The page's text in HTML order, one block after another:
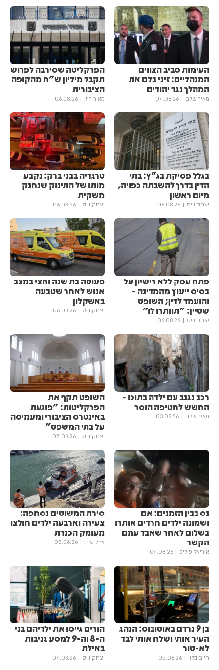
העימות סביב הצווים
המנהליים: זיני בלם את
המהלך נגד יהודים
מאיר שלם 04.08.26
הפרקליטה שסירבה לפרוש
תקבל מיליון ש"ח מהקופה
הציבורית
מאיר רוזן 06.08.26
בגלל פסיקת בג"ץ: בתי
הדין בדרך להשבתה כפויה,
מיום ראשון
יצחק וייס 06.08.26
טרגדיה בבני ברק: נקבע
מותו של התינוק שנחנק
משקית
יצחק וייס 06.08.26
פתח עסק ללא רישיון על
בסיס ייעוץ מהמדינה -
והועמד לדין; השופט
שטיין: "תוותרו לו"
יצחק וייס 06.08.26
פעוטה בת שנה וחצי במצב
אנוש לאחר שטבעה
באשקלון
יצחק וייס 06.08.26
רכב נגנב עם ילדה בתוכו -
החשש לחטיפה הוסר
מאיר שלם 03.08.26
השופט תקף את
הפרקליטות: "פוגעת
באינטרס הציבורי ומעמיסה
על בתי המשפט"
יצחק וייס 05.08.26
נס בבין הזמנים: אם
ושמונה ילדים חרדים אותרו
בשלום לאחר שאבד עמם
הקשר
אוריאל פיליפ 04.08.26
סירת המשוטים נסחפה:
צעירה וארבעה ילדים חולצו
מעומק הכנרת
אייל טירן 05.08.26
בן 9 נרדם באוטובוס: הנהג
העיר אותי ושלח אותי לבד
לא-טור
חיים בלוי 05.08.26
הורים גייסו את ילדיהם בני
ה-8 וה-9 למסע גניבות
באילת
יצחק וייס 04.08.26